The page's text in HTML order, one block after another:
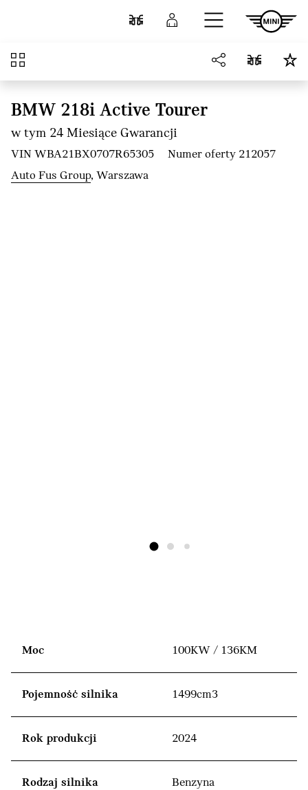
Przejdź do głównej treści
Porównaj Zaloguj się
Przegląd
BMW 218i Active Tourer
w tym 24 Miesiące Gwarancji
VIN WBA21BX0707R65305
Numer oferty 212057
Auto Fus Group, Warszawa
Moc 100KW / 136KM
Pojemność silnika 1499cm3
Rok produkcji 2024
Rodzaj silnika Benzyna